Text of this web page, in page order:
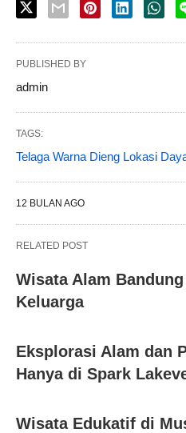
PUBLISHED BY
admin
TAGS:
Telaga Warna Dieng Lokasi
12 BULAN AGO
RELATED POST
Wisata Alam
Keluarga
Eksplorasi Alam dan
Hanya di Spark
Wisata Edukatif di